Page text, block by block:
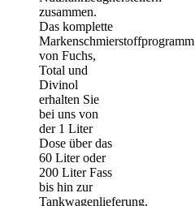
zusammen.
Das komplette
Markenschmierstoffprogramm
von Fuchs,
Total und
Divinol
erhalten Sie
bei uns von
der 1 Liter
Dose über das
60 Liter oder
200 Liter Fass
bis hin zur
Tankwagenlieferung.